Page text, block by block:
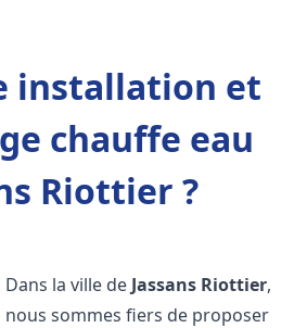
installation et
chauffe eau
Riottier ?
Dans la ville de Jassans Riottier,
nous sommes fiers de proposer